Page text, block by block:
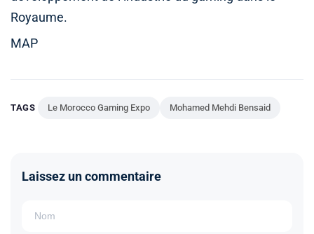
Royaume.
MAP
TAGS Le Morocco Gaming Expo Mohamed Mehdi Bensaid
Laissez un commentaire